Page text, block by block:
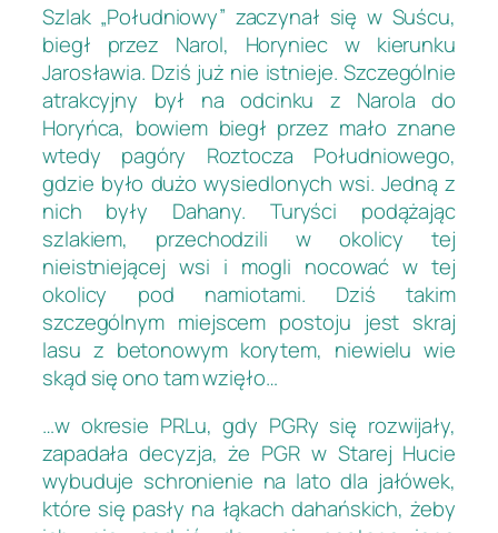
Szlak „Południowy” zaczynał się w Suścu,
biegł przez Narol, Horyniec w kierunku
Jarosławia. Dziś już nie istnieje. Szczególnie
atrakcyjny był na odcinku z Narola do
Horyńca, bowiem biegł przez mało znane
wtedy pagóry Roztocza Południowego,
gdzie było dużo wysiedlonych wsi. Jedną z
nich były Dahany. Turyści podążając
szlakiem, przechodzili w okolicy tej
nieistniejącej wsi i mogli nocować w tej
okolicy pod namiotami. Dziś takim
szczególnym miejscem postoju jest skraj
lasu z betonowym korytem, niewielu wie
skąd się ono tam wzięło…
…w okresie PRLu, gdy PGRy się rozwijały,
zapadała decyzja, że PGR w Starej Hucie
wybuduje schronienie na lato dla jałówek,
które się pasły na łąkach dahańskich, żeby